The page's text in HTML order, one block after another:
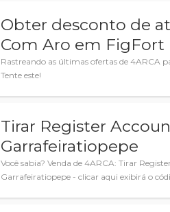
Obter desconto de
Com Aro em FigFort
Rastreando as últimas ofertas de 4ARCA
Tente este!
Tirar Register
Garrafeiratiopepe
Você sabia? Venda de 4ARCA: Tirar
Garrafeiratiopepe - clicar aqui exibirá o